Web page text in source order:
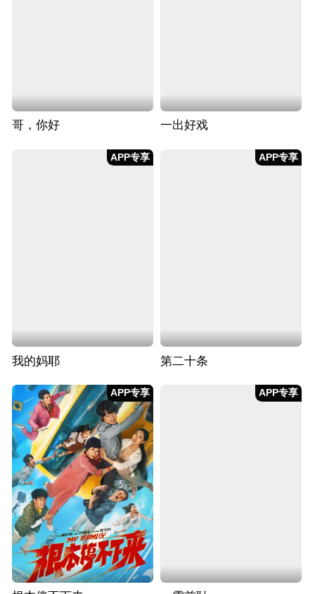
哥，你好 一出好戏
APP专享
我的妈耶
APP专享
第二十条
APP专享 APP专享